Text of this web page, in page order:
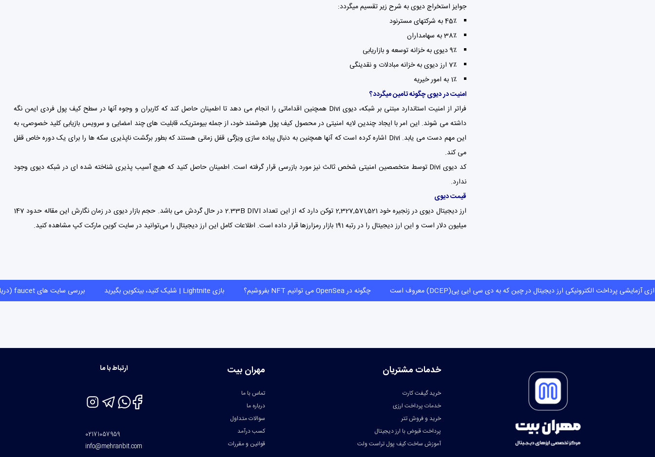
جوایز استخراج دیوی به شرح زیر تقسیم میگردد:
45٪ به شرکتهای مسترنود
38٪ به سهامداران
9٪ دیوی به خزانه توسعه و بازاریابی
7٪ ارز دیوی به خزانه مبادلات و نقدینگی
1٪ به امور خیریه
امنیت در دیوی چگونه تامین میگردد؟
فراتر از امنیت استاندارد مبتنی بر شبکه، دیوی Divi همچنین اقداماتی را انجام می دهد تا اطمینان حاصل کند که کاربران و وجوه آنها در سطح کیف پول فردی ایمن نگه
داشته می شوند. این امر با ایجاد چندین لایه امنیتی در محصول کیف پول هوشمند خود، از جمله بیومتریک، قابلیت های چند امضایی و سرویس بازیابی کلید خصوصی، به
این مهم دست می یابد. Divi اشاره کرده است که آنها همچنین به دنبال پیاده سازی ویژگی قفل زمانی هستند که بطور برگشت ناپذیری سکه ها را برای یک دوره خاص قفل
می کند.
کد دیوی Divi توسط متخصصین امنیتی شخص ثالث نیز مورد بازرسی قرار گرفته است. اطمینان حاصل کنید که هیچ آسیب پذیری شناخته شده ای در شبکه دیوی وجود
ندارد.
قیمت دیوی
ارز دیجیتال دیوی در زنجیره خود 2,327,571,521 توکن دارد که از این تعداد 2.33B DIVI در حال گردش می باشد. حجم بازار دیوی در زمان نگارش این مقاله حدود 147
میلیون دلار است و این ارز دیجیتال را در رتبه 191 بازار رمزارزها قرار داده است. اطلاعات کامل این ارز دیجیتال را می‌توانید در سایت کوین مارکت کپ مشاهده کنید.
راه‌اندازی آزمایشی پرداخت الکترونیکی ارز دیجیتال در چین که به دی سی ایی پی(DCEP) معروف است چگونه در OpenSea می توانیم NFT بفروشیم؟ بازی Lightnite | شلیک کنید، بیتکوین بگیرید بررسی سایت های faucet (دریافت ارز دیجیتال رایگان)
خدمات مشتریان
خرید گیفت کارت
خدمات پرداخت ارزی
خرید و فروش تتر
پرداخت قبوض با ارز دیجیتال
آموزش ساخت کیف پول تراست ولت
مهران بیت
تماس با ما
درباره ما
سوالات متداول
کسب درآمد
قوانین و مقررات
ارتباط با ما
02171057959
info@mehranbit.com